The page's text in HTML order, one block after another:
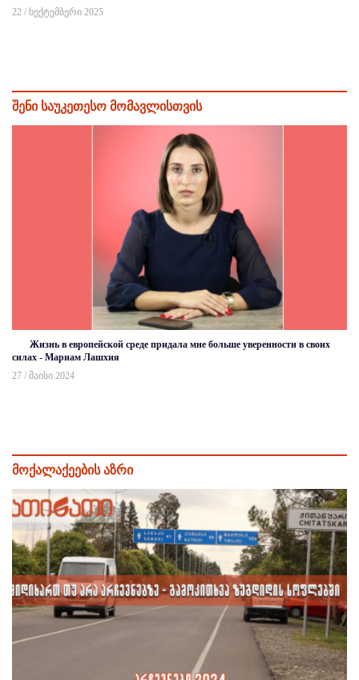
22 / სექტემბერი 2025
შენი საუკეთესო მომავლისთვის
Жизнь в европейской среде придала мне больше уверенности в своих
силах - Мариам Лашхия
27 / მაისი 2024
მოქალაქეების აზრი